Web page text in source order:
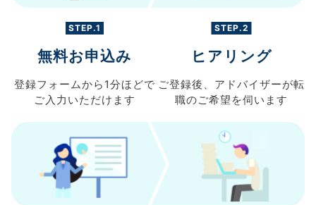
STEP.1
無料お申込み
登録フォームから 1分ほどで
ご入力 いただけます
STEP.2
ヒアリング
ご登録後、 アドバイザーが転
職のご希望を伺います